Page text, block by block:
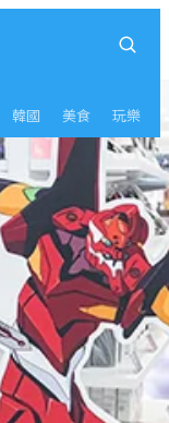
韓國 美食 玩樂